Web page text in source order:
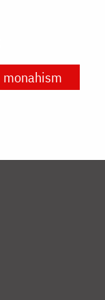
monahism